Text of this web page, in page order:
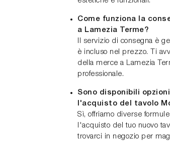
Come funziona la
a Lamezia Terme?
Il servizio di consegna è
è incluso nel prezzo. Ti
della merce a Lamezia
professionale.
Sono disponibili
l'acquisto del tavolo
Sì, offriamo diverse
l'acquisto del tuo nuovo
trovarci in negozio per